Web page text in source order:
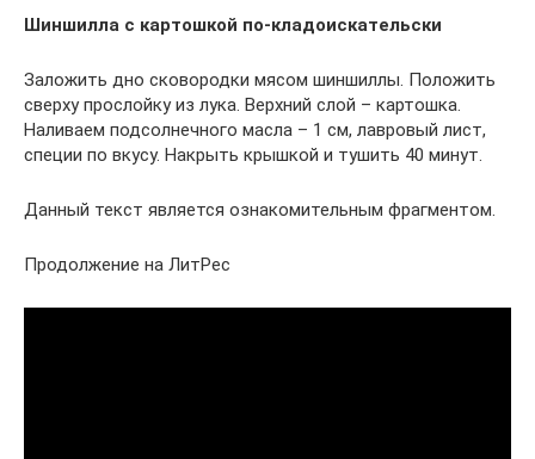
Шиншилла с картошкой по-кладоискательски
Заложить дно сковородки мясом шиншиллы. Положить
сверху прослойку из лука. Верхний слой – картошка.
Наливаем подсолнечного масла – 1 см, лавровый лист,
специи по вкусу. Накрыть крышкой и тушить 40 минут.
Данный текст является ознакомительным фрагментом.
Продолжение на ЛитРес